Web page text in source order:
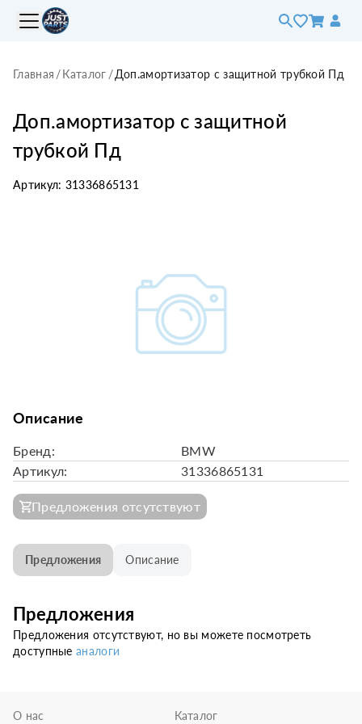
Главная /Каталог /Доп.амортизатор с защитной трубкой Пд
Доп.амортизатор с защитной
трубкой Пд
Артикул: 31336865131
Описание
Бренд:
BMW
Артикул:
31336865131
Предложения отсутствуют
Предложения Описание
Предложения
Предложения отсутствуют, но вы можете посмотреть
доступныеаналоги
О нас
Каталог